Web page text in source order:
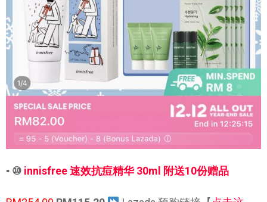
▪ ⑩ innisfree 速效抗痘精华 30ml 附送10份赠品